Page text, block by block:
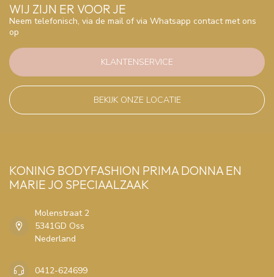
WIJ ZIJN ER VOOR JE
Neem telefonisch, via de mail of via Whatsapp contact met ons
op
KLANTENSERVICE
BEKIJK ONZE LOCATIE
KONING BODYFASHION PRIMA DONNA EN
MARIE JO SPECIAALZAAK
Molenstraat 2
5341GD Oss
Nederland
0412-624699